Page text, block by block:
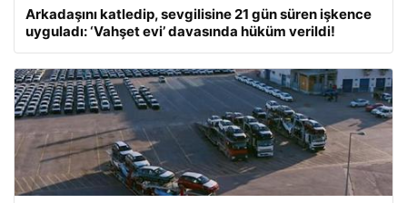
Arkadaşını katledip, sevgilisine 21 gün süren işkence
uyguladı: ‘Vahşet evi’ davasında hüküm verildi!